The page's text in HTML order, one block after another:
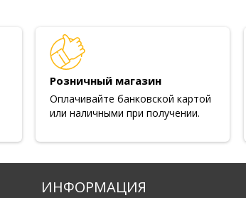
Розничный магазин
Оплачивайте банковской картой
или наличными при получении.
ИНФОРМАЦИЯ